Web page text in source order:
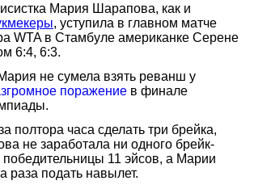
Мария Шарапова, как и
, уступила в главном матче
WTA в Стамбуле американке Серене
6:4, 6:3.
не сумела взять реванш у
поражение в финале
полтора часа сделать три брейка,
не заработала ни одного брейк-
победительницы 11 эйсов, а Марии
раза подать навылет.